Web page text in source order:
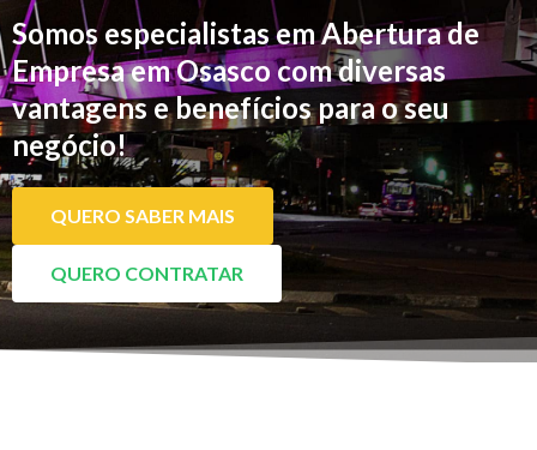
Somos especialistas em Abertura de
Empresa em Osasco com diversas
vantagens e benefícios para o seu
negócio!
QUERO SABER MAIS
QUERO CONTRATAR